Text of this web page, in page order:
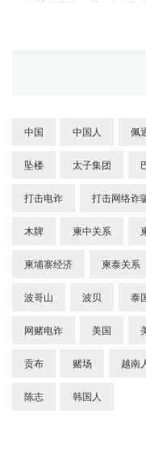
中国 中国人 佩
坠楼 太子集团
打击电诈 打击网络诈
木牌 柬中关系
柬埔寨经济 柬泰关系
波哥山 波贝 泰
网赌电诈 美国
贡布 赌场 越南
陈志 韩国人